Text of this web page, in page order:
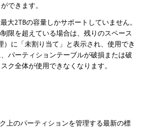
できます。
大2TBの容量しかサポートしていません。
限を超えている場合は、残りのスペース
）に「未割り当て」と表示され、使用でき
パーティションテーブルが破損または破
ク全体が使用できなくなります。
上のパーティションを管理する最新の標